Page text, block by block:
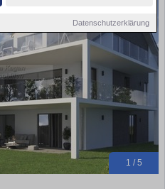
Datenschutzerklärung
1 / 5